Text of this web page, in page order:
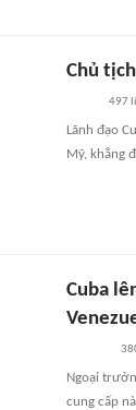
Chủ
497
Lãnh đạo
Mỹ, khẳng
Cuba
Ngoại
cung cấp